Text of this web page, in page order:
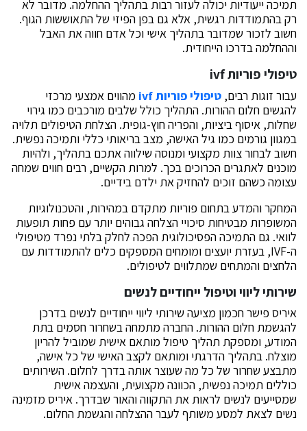
תמיכה ייעודיות יכולה לעזור רבות בתהליך ההחלמה. מדובר לא
רק בהתמודדות רגשית, אלא גם בפן הפיזי של התאוששות הגוף.
חשוב לזכור שמדובר בתהליך אישי וכל אדם חווה את האבל
וההחלמה בדרכו הייחודית.
טיפולי פוריות ivf
עבור זוגות רבים, טיפולי פוריות ivf
מהווים אמצעי מרכזי
להגשים חלום ההורות. התהליך כולל שלבים מורכבים כמו גירוי
שחלות, איסוף ביציות, והפריה חוץ-גופית. הצלחת הטיפולים תלויה
במגוון גורמים כמו גיל האישה, מצב בריאותי כללי ותמיכה נפשית.
חשוב לבחור צוות מקצועי ומנוסה שילווה אתכם בתהליך, ולהיות
מוכנים לאתגרים הכרוכים בכך. למרות הקשיים, רבים חווים שמחה
עצומה כשהם זוכים להחזיק את ילדם בידיים.
המחקר והמדע בתחום פוריות מתקדם במהירות, והטכנולוגיות
המשופרות מבטיחות סיכויי הצלחה גבוהים יותר עם פחות תופעות
לוואי. גם התמיכה הפסיכולוגית הפכה לחלק בלתי נפרד מטיפולי
ה-IVF, בעזרת יועצים ומומחים המספקים כלים להתמודדות עם
הלחצים והמתחים שמתלווים לטיפולים.
שירותי ליווי וטיפול ייחודיים לנשים
איריס פישר חכמון מציעה שירותי ליווי ייחודיים לנשים בדרכן
להגשמת חלום ההורות. החברה מתמחה בשחרור חסמים בתת
המודע, ומספקת תהליך טיפול מותאם אישית שמוביל להריון
מוצלח. בתהליך הדרגתי ומותאם לקצב האישי של כל אישה,
מתבצע שחרור של כל מה שעוצר אותה בדרך לחלום. השירותים
כוללים תמיכה נפשית, הכוונה מקצועית, והעצמה אישית
שמסייעים לנשים לראות את התקווה והאור שבדרך. איריס מזמינה
נשים לצאת למסע משותף לעבר ההצלחה והגשמת החלום.